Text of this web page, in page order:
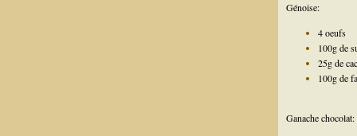
Génoise:
4 oeufs
100g de
25g de
100g de
Ganache chocolat: